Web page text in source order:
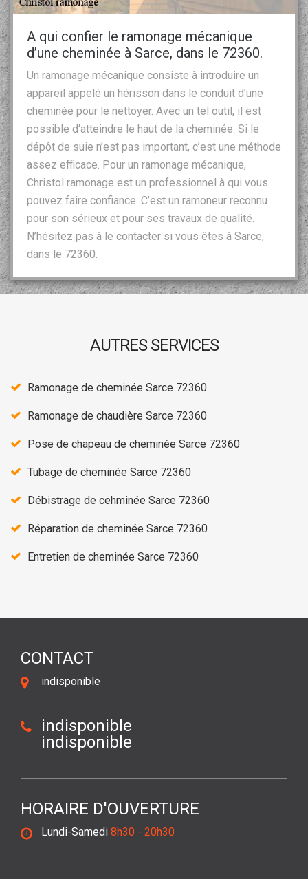
A qui confier le ramonage mécanique
d’une cheminée à Sarce, dans le 72360.
Un ramonage mécanique consiste à introduire un
appareil appelé un hérisson dans le conduit d’une
cheminée pour le nettoyer. Avec un tel outil, il est
possible d‘atteindre le haut de la cheminée. Si le
dépôt de suie n’est pas important, c’est une méthode
assez efficace. Pour un ramonage mécanique,
Christol ramonage est un professionnel à qui vous
pouvez faire confiance. C’est un ramoneur reconnu
pour son sérieux et pour ses travaux de qualité.
N’hésitez pas à le contacter si vous êtes à Sarce,
dans le 72360.
AUTRES SERVICES
Ramonage de cheminée Sarce 72360
Ramonage de chaudière Sarce 72360
Pose de chapeau de cheminée Sarce 72360
Tubage de cheminée Sarce 72360
Débistrage de cehminée Sarce 72360
Réparation de cheminée Sarce 72360
Entretien de cheminée Sarce 72360
CONTACT
indisponible
indisponible
indisponible
HORAIRE D'OUVERTURE
Lundi-Samedi 8h30 - 20h30